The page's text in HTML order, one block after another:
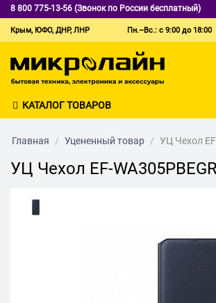
8 800 775-13-56 (Звонок по России бесплатный)
Крым, ЮФО, ДНР, ЛНР Пн.–Вс.: с 9:00 до 18:00
КАТАЛОГ ТОВАРОВ
Главная / Уцененный товар / УЦ Чехол
УЦ Чехол EF-